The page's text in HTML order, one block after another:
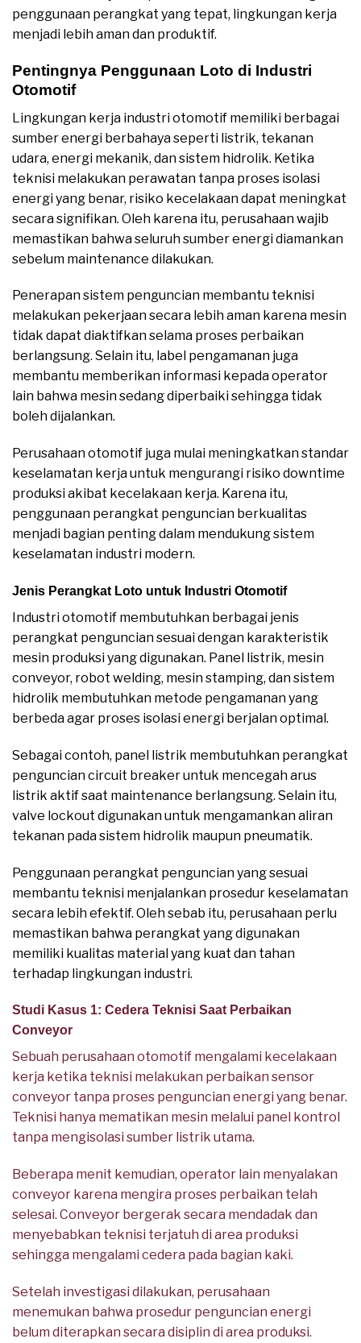
penggunaan perangkat yang tepat, lingkungan kerja
menjadi lebih aman dan produktif.
Pentingnya Penggunaan Loto di Industri
Otomotif
Lingkungan kerja industri otomotif memiliki berbagai
sumber energi berbahaya seperti listrik, tekanan
udara, energi mekanik, dan sistem hidrolik. Ketika
teknisi melakukan perawatan tanpa proses isolasi
energi yang benar, risiko kecelakaan dapat meningkat
secara signifikan. Oleh karena itu, perusahaan wajib
memastikan bahwa seluruh sumber energi diamankan
sebelum maintenance dilakukan.
Penerapan sistem penguncian membantu teknisi
melakukan pekerjaan secara lebih aman karena mesin
tidak dapat diaktifkan selama proses perbaikan
berlangsung. Selain itu, label pengamanan juga
membantu memberikan informasi kepada operator
lain bahwa mesin sedang diperbaiki sehingga tidak
boleh dijalankan.
Perusahaan otomotif juga mulai meningkatkan standar
keselamatan kerja untuk mengurangi risiko downtime
produksi akibat kecelakaan kerja. Karena itu,
penggunaan perangkat penguncian berkualitas
menjadi bagian penting dalam mendukung sistem
keselamatan industri modern.
Jenis Perangkat Loto untuk Industri Otomotif
Industri otomotif membutuhkan berbagai jenis
perangkat penguncian sesuai dengan karakteristik
mesin produksi yang digunakan. Panel listrik, mesin
conveyor, robot welding, mesin stamping, dan sistem
hidrolik membutuhkan metode pengamanan yang
berbeda agar proses isolasi energi berjalan optimal.
Sebagai contoh, panel listrik membutuhkan perangkat
penguncian circuit breaker untuk mencegah arus
listrik aktif saat maintenance berlangsung. Selain itu,
valve lockout digunakan untuk mengamankan aliran
tekanan pada sistem hidrolik maupun pneumatik.
Penggunaan perangkat penguncian yang sesuai
membantu teknisi menjalankan prosedur keselamatan
secara lebih efektif. Oleh sebab itu, perusahaan perlu
memastikan bahwa perangkat yang digunakan
memiliki kualitas material yang kuat dan tahan
terhadap lingkungan industri.
Studi Kasus 1: Cedera Teknisi Saat Perbaikan
Conveyor
Sebuah perusahaan otomotif mengalami kecelakaan
kerja ketika teknisi melakukan perbaikan sensor
conveyor tanpa proses penguncian energi yang benar.
Teknisi hanya mematikan mesin melalui panel kontrol
tanpa mengisolasi sumber listrik utama.
Beberapa menit kemudian, operator lain menyalakan
conveyor karena mengira proses perbaikan telah
selesai. Conveyor bergerak secara mendadak dan
menyebabkan teknisi terjatuh di area produksi
sehingga mengalami cedera pada bagian kaki.
Setelah investigasi dilakukan, perusahaan
menemukan bahwa prosedur penguncian energi
belum diterapkan secara disiplin di area produksi.